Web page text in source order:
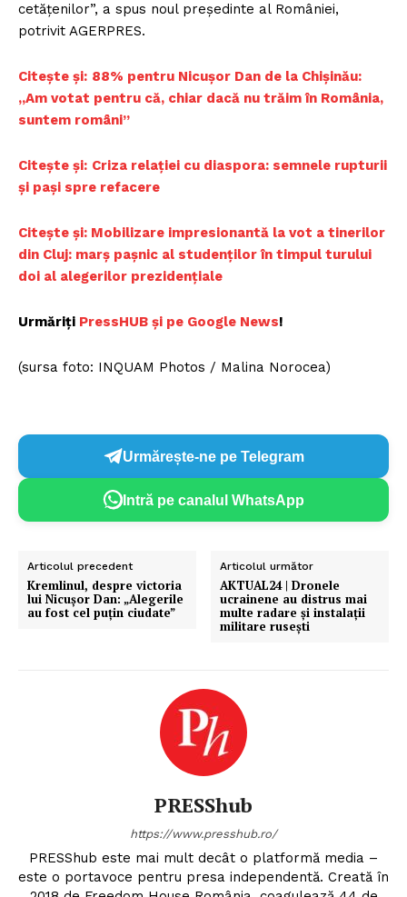
cetățenilor”, a spus noul președinte al României,
potrivit AGERPRES.
Citește și: 88% pentru Nicușor Dan de la Chișinău:
„Am votat pentru că, chiar dacă nu trăim în România,
suntem români”
Citește și: Criza relației cu diaspora: semnele rupturii
și pași spre refacere
Citește și: Mobilizare impresionantă la vot a tinerilor
din Cluj: marș pașnic al studenților în timpul turului
doi al alegerilor prezidențiale
Urmăriți PressHUB și pe Google News!
(sursa foto: INQUAM Photos / Malina Norocea)
Urmărește-ne pe Telegram
Intră pe canalul WhatsApp
Articolul precedent
Kremlinul, despre victoria
lui Nicușor Dan: „Alegerile
au fost cel puțin ciudate”
Articolul următor
AKTUAL24 | Dronele
ucrainene au distrus mai
multe radare și instalații
militare rusești
PRESShub
https://www.presshub.ro/
PRESShub este mai mult decât o platformă media –
este o portavoce pentru presa independentă. Creată în